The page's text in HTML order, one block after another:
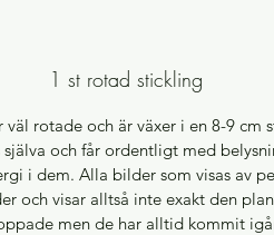
1 st rotad stickling
rotade och är växer i en 8-9 cm
och får ordentligt med
i dem. Alla bilder som visas av
och visar alltså inte exakt den
men de har alltid kommit